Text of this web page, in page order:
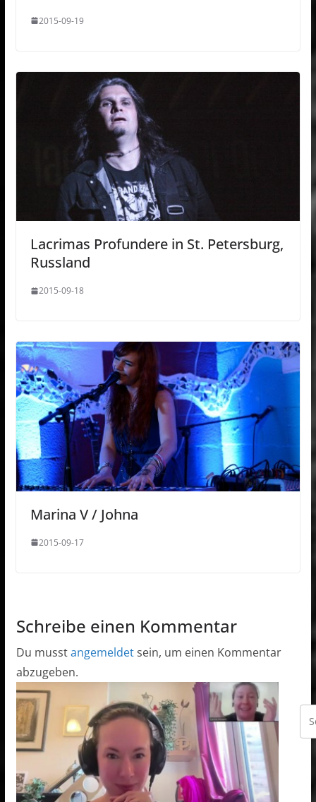
2015-09-19
Lacrimas Profundere in St. Petersburg,
Russland
2015-09-18
Marina V / Johna
2015-09-17
Schreibe einen Kommentar
Du musstangemeldetsein, um einen Kommentar
abzugeben.